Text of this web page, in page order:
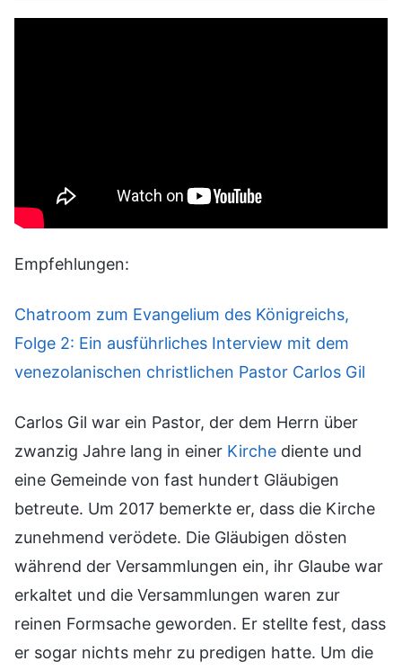
Empfehlungen:
Chatroom zum Evangelium des Königreichs,
Folge 2: Ein ausführliches Interview mit dem
venezolanischen christlichen Pastor Carlos Gil
Carlos Gil war ein Pastor, der dem Herrn über
zwanzig Jahre lang in einer Kirche diente und
eine Gemeinde von fast hundert Gläubigen
betreute. Um 2017 bemerkte er, dass die Kirche
zunehmend verödete. Die Gläubigen dösten
während der Versammlungen ein, ihr Glaube war
erkaltet und die Versammlungen waren zur
reinen Formsache geworden. Er stellte fest, dass
er sogar nichts mehr zu predigen hatte. Um die